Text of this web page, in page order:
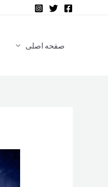
صفحه اصلی